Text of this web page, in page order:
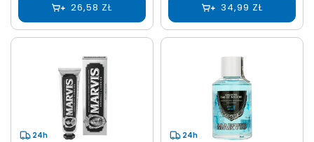
26,58 ZŁ 34,99 ZŁ
24h 24h